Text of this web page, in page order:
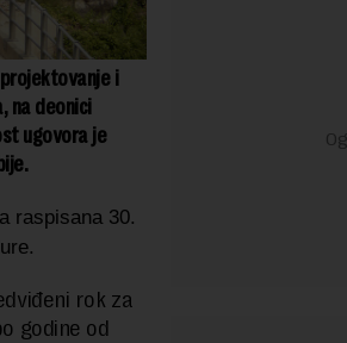
i
na deonici
ugovora je
raspisana 30.
rok za
godine od